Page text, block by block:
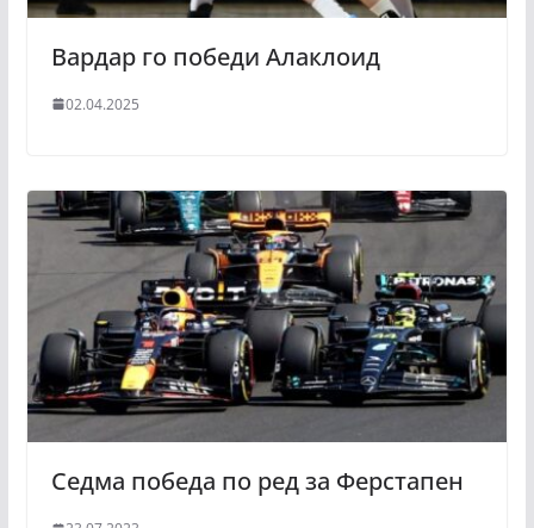
Вардар го победи Алаклоид
02.04.2025
Седма победа по ред за Ферстапен